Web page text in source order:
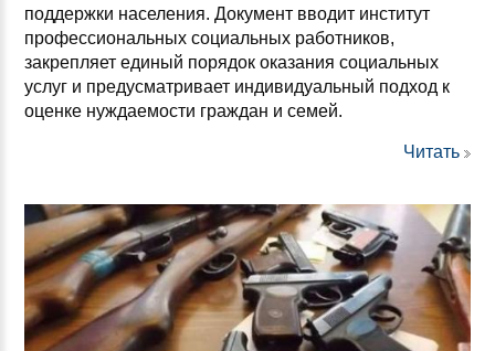
поддержки населения. Документ вводит институт
профессиональных социальных работников,
закрепляет единый порядок оказания социальных
услуг и предусматривает индивидуальный подход к
оценке нуждаемости граждан и семей.
Читать